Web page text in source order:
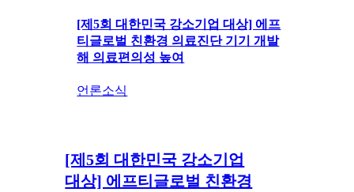
[제5회 대한민국 강소기업 대상] 에프
티글로벌 친환경 의료진단 기기 개발
해 의료편의성 높여
언론소식
[제5회 대한민국 강소기업
대상] 에프티글로벌 친환경